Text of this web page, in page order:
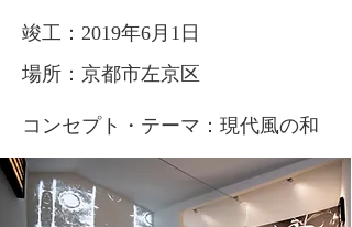
竣工：2019年6月1日
​場所：京都市左京区
コンセプト・テーマ：現代風の和